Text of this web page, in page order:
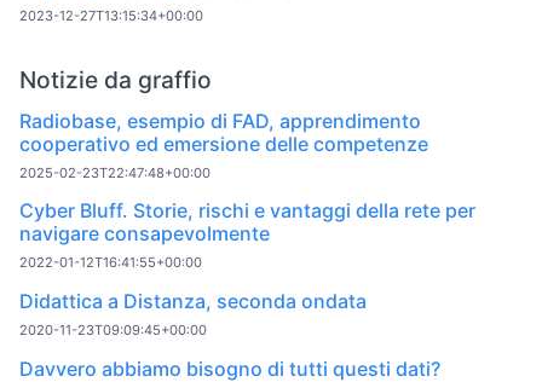
2023-12-27T13:15:34+00:00
Notizie da graffio
Radiobase, esempio di FAD, apprendimento
cooperativo ed emersione delle competenze
2025-02-23T22:47:48+00:00
Cyber Bluff. Storie, rischi e vantaggi della rete per
navigare consapevolmente
2022-01-12T16:41:55+00:00
Didattica a Distanza, seconda ondata
2020-11-23T09:09:45+00:00
Davvero abbiamo bisogno di tutti questi dati?